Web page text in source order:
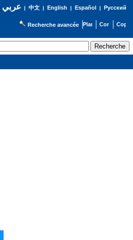
عربي| 中文| English | Español | Русский
Recherche avancée